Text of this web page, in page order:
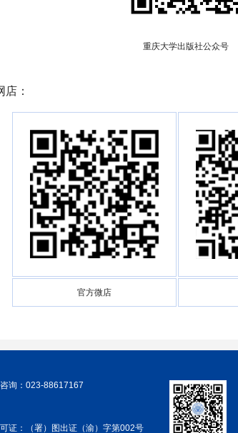
重庆大学出版社公众号
店：
官方微店
询：023-88617167
证：（署）图出证（渝）字第002号